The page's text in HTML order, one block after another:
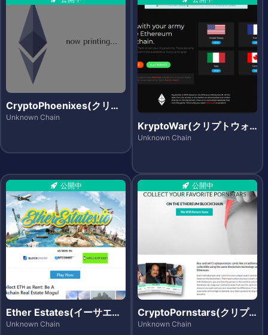
CryptoPhoenixes(クリプ
トフェニックス)
Unknown Chain
KryptoWar(クリプトウォ
ー)
Unknown Chain
公開中
Ether Estates(イーサエス
テーツ)
Unknown Chain
公開中
CryptoPornstars(クリプ
トポーンスターズ)
Unknown Chain